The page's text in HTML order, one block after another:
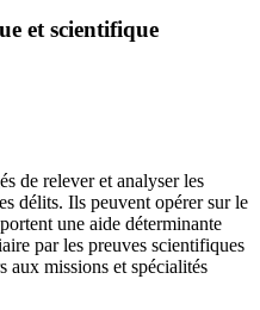
et scientifique
de relever et analyser les
délits. Ils peuvent opérer sur le
une aide déterminante
par les preuves scientifiques
aux missions et spécialités